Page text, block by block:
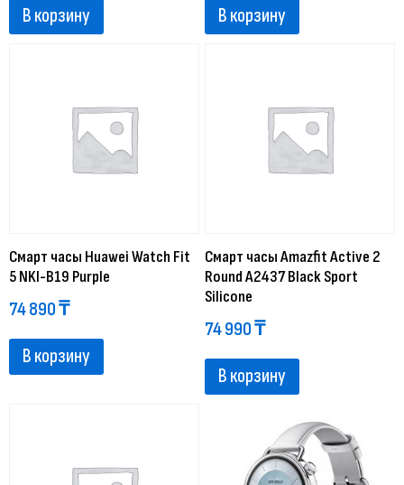
В корзину
В корзину
Смарт часы Huawei Watch Fit
5 NKI-B19 Purple
74 890₸
В корзину
Смарт часы Amazfit Active 2
Round A2437 Black Sport
Silicone
74 990₸
В корзину